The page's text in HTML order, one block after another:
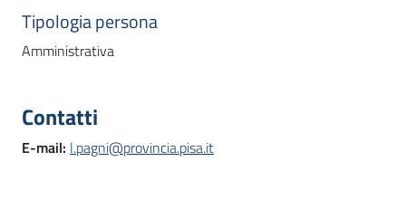
Tipologia persona
Amministrativa
Contatti
E-mail: l.pagni@provincia.pisa.it